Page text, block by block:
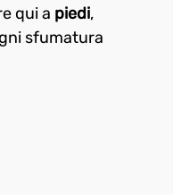
qui a piedi,
sfumatura